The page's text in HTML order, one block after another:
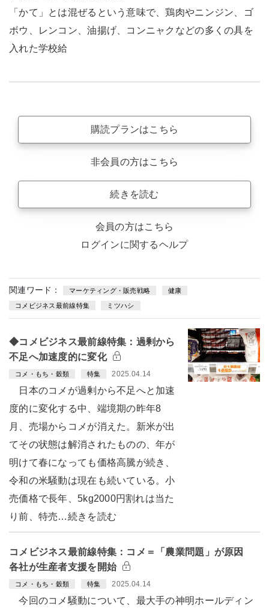
「かて」とは混ぜるという意味で、鶏肉やニンジン、ゴ
ボウ、レンコン、油揚げ、コンニャクなどの多くの具を
入れた学校給
購読プランはこちら
非会員の方はこちら
続きを読む
会員の方はこちら
ログインに関するヘルプ
関連ワード： マーケティング・販売戦略 健康
コメビジネス最前線特集 ミツハシ
◆コメビジネス最前線特集：過剰から
不足へ加速度的に変化
コメ・もち・穀類 特集 2025.04.14
日本のコメが過剰から不足へと加速
度的に変化する中、端境期の昨年8
月、売場からコメが消えた。新米が出
てその状態は解消されたものの、年が
明けて春になっても価格高騰が続き、
令和の米騒動は現在も続いている。小
売価格で長年、5kg2000円割れは当た
り前、特売…続きを読む
コメビジネス最前線特集：コメ＝「農業問題」が原因
各社が生産者支援を開始
コメ・もち・穀類 特集 2025.04.14
今回のコメ騒動について、最大手の神明ホールディン